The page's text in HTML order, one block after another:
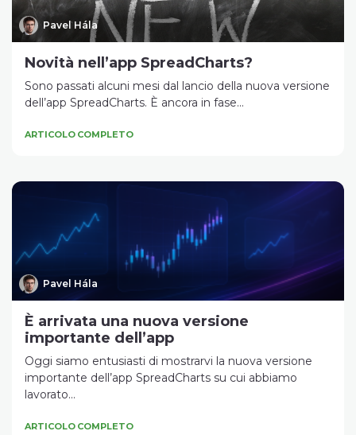
Pavel Hála
Novità nell’app SpreadCharts?
Sono passati alcuni mesi dal lancio della nuova versione
dell’app SpreadCharts. È ancora in fase...
ARTICOLO COMPLETO
Pavel Hála
È arrivata una nuova versione
importante dell’app
Oggi siamo entusiasti di mostrarvi la nuova versione
importante dell’app SpreadCharts su cui abbiamo
lavorato...
ARTICOLO COMPLETO